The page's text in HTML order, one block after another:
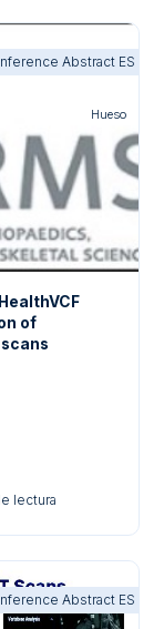
Abstract ES
Hueso
of
between the
lectura
Abstract ES